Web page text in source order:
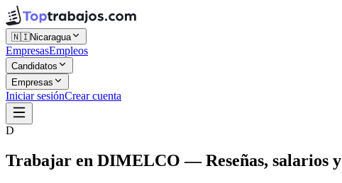
🇳🇮Nicaragua
EmpresasEmpleos
Candidatos
Empresas
Iniciar sesiónCrear cuenta
D
Trabajar en DIMELCO — Reseñas, salarios